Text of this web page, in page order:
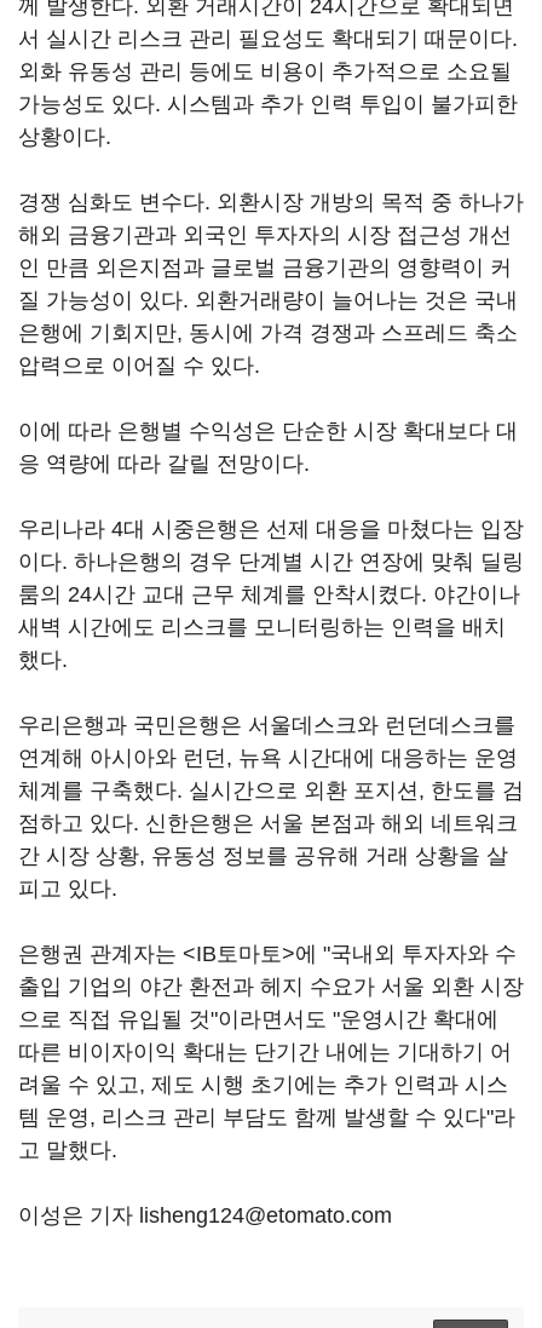
께 발생한다. 외환 거래시간이 24시간으로 확대되면
서 실시간 리스크 관리 필요성도 확대되기 때문이다.
외화 유동성 관리 등에도 비용이 추가적으로 소요될
가능성도 있다. 시스템과 추가 인력 투입이 불가피한
상황이다.
경쟁 심화도 변수다. 외환시장 개방의 목적 중 하나가
해외 금융기관과 외국인 투자자의 시장 접근성 개선
인 만큼 외은지점과 글로벌 금융기관의 영향력이 커
질 가능성이 있다. 외환거래량이 늘어나는 것은 국내
은행에 기회지만, 동시에 가격 경쟁과 스프레드 축소
압력으로 이어질 수 있다.
이에 따라 은행별 수익성은 단순한 시장 확대보다 대
응 역량에 따라 갈릴 전망이다.
우리나라 4대 시중은행은 선제 대응을 마쳤다는 입장
이다. 하나은행의 경우 단계별 시간 연장에 맞춰 딜링
룸의 24시간 교대 근무 체계를 안착시켰다. 야간이나
새벽 시간에도 리스크를 모니터링하는 인력을 배치
했다.
우리은행과 국민은행은 서울데스크와 런던데스크를
연계해 아시아와 런던, 뉴욕 시간대에 대응하는 운영
체계를 구축했다. 실시간으로 외환 포지션, 한도를 검
점하고 있다. 신한은행은 서울 본점과 해외 네트워크
간 시장 상황, 유동성 정보를 공유해 거래 상황을 살
피고 있다.
은행권 관계자는 <IB토마토>에 "국내외 투자자와 수
출입 기업의 야간 환전과 헤지 수요가 서울 외환 시장
으로 직접 유입될 것"이라면서도 "운영시간 확대에
따른 비이자이익 확대는 단기간 내에는 기대하기 어
려울 수 있고, 제도 시행 초기에는 추가 인력과 시스
템 운영, 리스크 관리 부담도 함께 발생할 수 있다"라
고 말했다.
이성은 기자 lisheng124@etomato.com